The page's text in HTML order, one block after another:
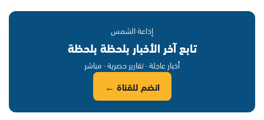
إذاعة الشمس
تابع آخر الأخبار بلحظة بلحظة
أخبار عاجلة · تقارير حصرية · مباشر
انضم للقناة ←